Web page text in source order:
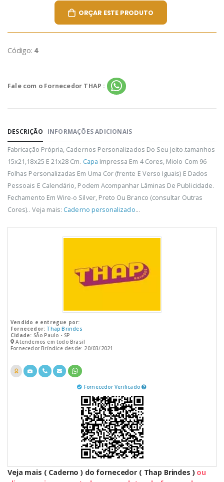
ORÇAR ESTE PRODUTO
Código: 4
Fale com o Fornecedor THAP :
DESCRIÇÃO INFORMAÇÕES ADICIONAIS
Fabricação Própria, Cadernos Personalizados Do Seu Jeito.tamanhos
15x21,18x25 E 21x28 Cm. Capa Impressa Em 4 Cores, Miolo Com 96
Folhas Personalizadas Em Uma Cor (frente E Verso Iguais) E Dados
Pessoais E Calendário, Podem Acompanhar Lâminas De Publicidade.
Fechamento Em Wire-o Silver, Preto Ou Branco (consultar Outras
Cores).. Veja mais: Caderno personalizado...
Vendido e entregue por:
Fornecedor: Thap Brindes
Cidade: SÃo Paulo - SP
Atendemos em todo Brasil
Fornecedor Bríndice desde: 20/03/2021
Fornecedor Verificado
Veja mais ( Caderno ) do fornecedor ( Thap Brindes ) ou